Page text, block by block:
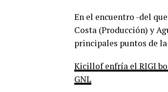
En el encuentro -del
Costa (Producción) y
principales puntos de
Kicillof enfría el RIGI
GNL